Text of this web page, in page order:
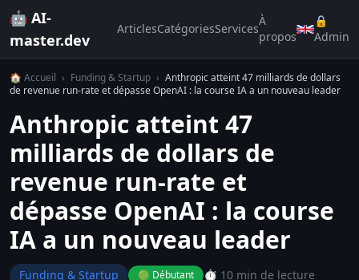
🤖 AI-
master.dev
ArticlesCatégoriesServices
À
propos
🔒
Admin
🏠 Accueil › Funding & Startup › Anthropic atteint 47 milliards de dollars
de revenue run-rate et dépasse OpenAI : la course IA a un nouveau leader
Anthropic atteint 47
milliards de dollars de
revenue run-rate et
dépasse OpenAI : la course
IA a un nouveau leader
Funding & Startup 🟢 Débutant
⏱️ 10 min de lecture